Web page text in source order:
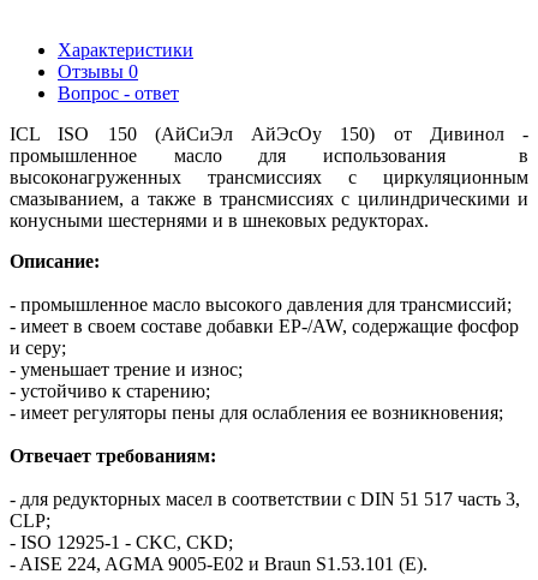
Характеристики
Отзывы 0
Вопрос - ответ
ICL ISO 150 (АйСиЭл АйЭсОу 150) от Дивинол -
промышленное масло для использования в
высоконагруженных трансмиссиях с циркуляционным
смазыванием, а также в трансмиссиях с цилиндрическими и
конусными шестернями и в шнековых редукторах.
Описание:
- промышленное масло высокого давления для трансмиссий;
- имеет в своем составе добавки EP-/AW, содержащие фосфор
и серу;
- уменьшает трение и износ;
- устойчиво к старению;
- имеет регуляторы пены для ослабления ее возникновения;
Отвечает требованиям:
- для редукторных масел в соответствии с DIN 51 517 часть 3,
CLP;
- ISO 12925-1 - CKC, CKD;
- AISE 224, AGMA 9005-E02 и Braun S1.53.101 (E).